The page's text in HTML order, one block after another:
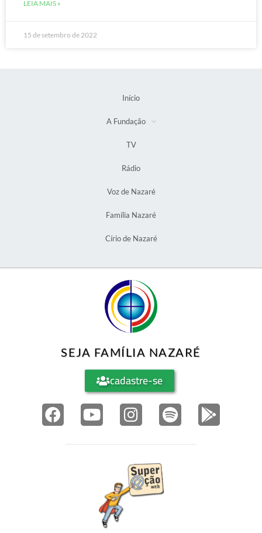
LEIA MAIS »
15 de setembro de 2022
Início
A Fundação
TV
Rádio
Voz de Nazaré
Família Nazaré
Círio de Nazaré
SEJA FAMÍLIA NAZARÉ
cadastre-se